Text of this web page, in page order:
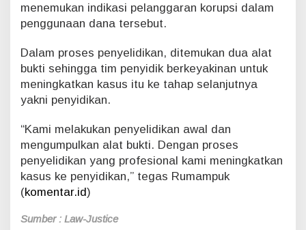
menemukan indikasi pelanggaran korupsi dalam
penggunaan dana tersebut.
Dalam proses penyelidikan, ditemukan dua alat
bukti sehingga tim penyidik berkeyakinan untuk
meningkatkan kasus itu ke tahap selanjutnya
yakni penyidikan.
“Kami melakukan penyelidikan awal dan
mengumpulkan alat bukti. Dengan proses
penyelidikan yang profesional kami meningkatkan
kasus ke penyidikan,” tegas Rumampuk
(komentar.id)
Sumber : Law-Justice